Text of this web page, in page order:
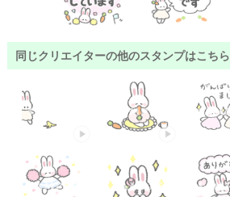
同じクリエイターの他のスタンプはこちら